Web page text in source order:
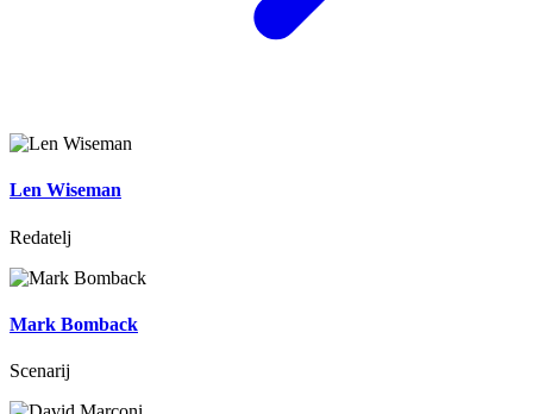
Len Wiseman
Redatelj
Mark Bomback
Scenarij